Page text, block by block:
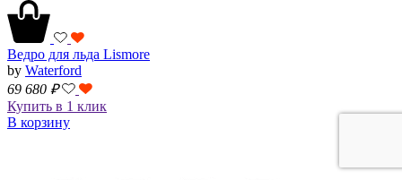
Ведро для льда Lismore
by Waterford
69 680 ₽
Купить в 1 клик
В корзину